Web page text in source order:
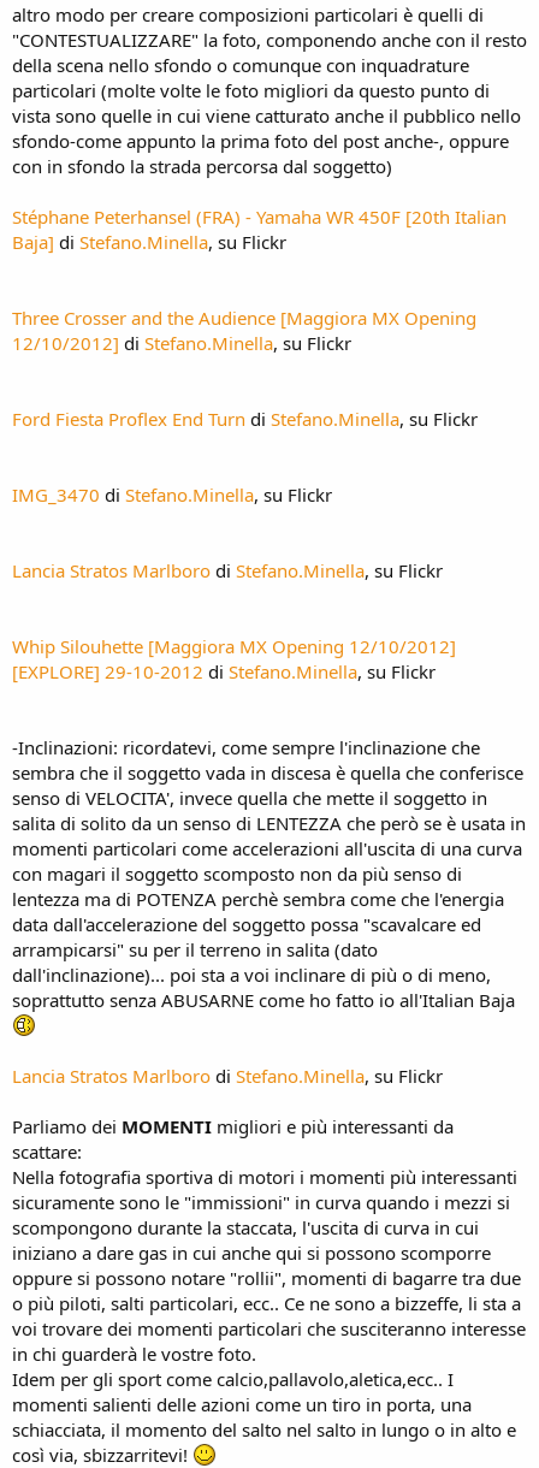
altro modo per creare composizioni particolari è quelli di
"CONTESTUALIZZARE" la foto, componendo anche con il resto
della scena nello sfondo o comunque con inquadrature
particolari (molte volte le foto migliori da questo punto di
vista sono quelle in cui viene catturato anche il pubblico nello
sfondo-come appunto la prima foto del post anche-, oppure
con in sfondo la strada percorsa dal soggetto)
Stéphane Peterhansel (FRA) - Yamaha WR 450F [20th Italian
Baja] di Stefano.Minella, su Flickr
Three Crosser and the Audience [Maggiora MX Opening
12/10/2012] di Stefano.Minella, su Flickr
Ford Fiesta Proflex End Turn di Stefano.Minella, su Flickr
IMG_3470 di Stefano.Minella, su Flickr
Lancia Stratos Marlboro di Stefano.Minella, su Flickr
Whip Silouhette [Maggiora MX Opening 12/10/2012]
[EXPLORE] 29-10-2012 di Stefano.Minella, su Flickr
-Inclinazioni: ricordatevi, come sempre l'inclinazione che
sembra che il soggetto vada in discesa è quella che conferisce
senso di VELOCITA', invece quella che mette il soggetto in
salita di solito da un senso di LENTEZZA che però se è usata in
momenti particolari come accelerazioni all'uscita di una curva
con magari il soggetto scomposto non da più senso di
lentezza ma di POTENZA perchè sembra come che l'energia
data dall'accelerazione del soggetto possa "scavalcare ed
arrampicarsi" su per il terreno in salita (dato
dall'inclinazione)... poi sta a voi inclinare di più o di meno,
soprattutto senza ABUSARNE come ho fatto io all'Italian Baja
Lancia Stratos Marlboro di Stefano.Minella, su Flickr
Parliamo dei MOMENTI migliori e più interessanti da
scattare:
Nella fotografia sportiva di motori i momenti più interessanti
sicuramente sono le "immissioni" in curva quando i mezzi si
scompongono durante la staccata, l'uscita di curva in cui
iniziano a dare gas in cui anche qui si possono scomporre
oppure si possono notare "rollii", momenti di bagarre tra due
o più piloti, salti particolari, ecc.. Ce ne sono a bizzeffe, li sta a
voi trovare dei momenti particolari che susciteranno interesse
in chi guarderà le vostre foto.
Idem per gli sport come calcio,pallavolo,aletica,ecc.. I
momenti salienti delle azioni come un tiro in porta, una
schiacciata, il momento del salto nel salto in lungo o in alto e
così via, sbizzarritevi!